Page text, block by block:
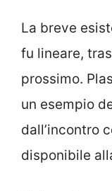
La breve
fu lineare,
prossimo.
un esempio
dall’incontro
disponibile